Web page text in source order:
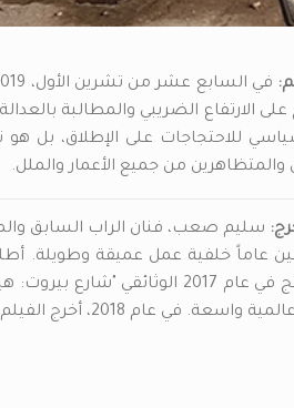
على الارتفاع الضريبي والمطالبة
للاحتجاجات على الإطلاق، بل
والمتظاهرين من جميع الأعمار والملل.
سليم صعب، فنان الراب السابق
عاماً خلفية عمل عميقة وطويلة.
أخرج وأنتج في عام 2017
أخرج الفيلم الوثائقي "قوية" الذي يتحدث عن الفنانات النساء في العالم العربي.